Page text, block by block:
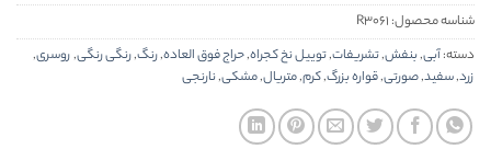
شناسه محصول: R3061
دسته:آبی,بنفش,تشریفات,توییل نخ کجراه,حراج فوق العاده,رنگ,رنگی رنگی,روسری,
زرد,سفید,صورتی,قواره بزرگ,کرم,متریال,مشکی,نارنجی